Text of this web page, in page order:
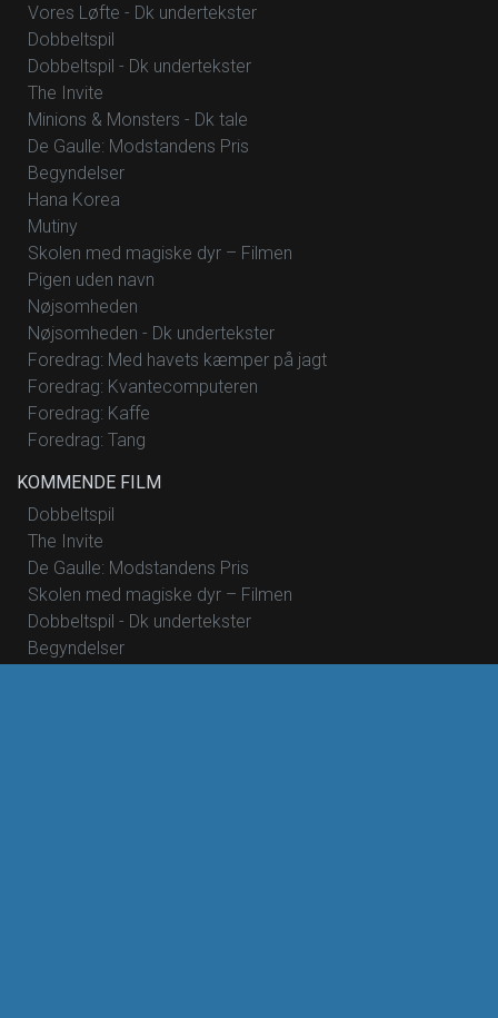
Vores Løfte - Dk undertekster
Dobbeltspil
Dobbeltspil - Dk undertekster
The Invite
Minions & Monsters - Dk tale
De Gaulle: Modstandens Pris
Begyndelser
Hana Korea
Mutiny
Skolen med magiske dyr – Filmen
Pigen uden navn
Nøjsomheden
Nøjsomheden - Dk undertekster
Foredrag: Med havets kæmper på jagt
Foredrag: Kvantecomputeren
Foredrag: Kaffe
Foredrag: Tang
KOMMENDE FILM
Dobbeltspil
The Invite
De Gaulle: Modstandens Pris
Skolen med magiske dyr – Filmen
Dobbeltspil - Dk undertekster
Begyndelser